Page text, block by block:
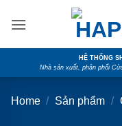
HỆ THỐNG
Nhà sản xuất, phân phối
Home / Sản phẩm /